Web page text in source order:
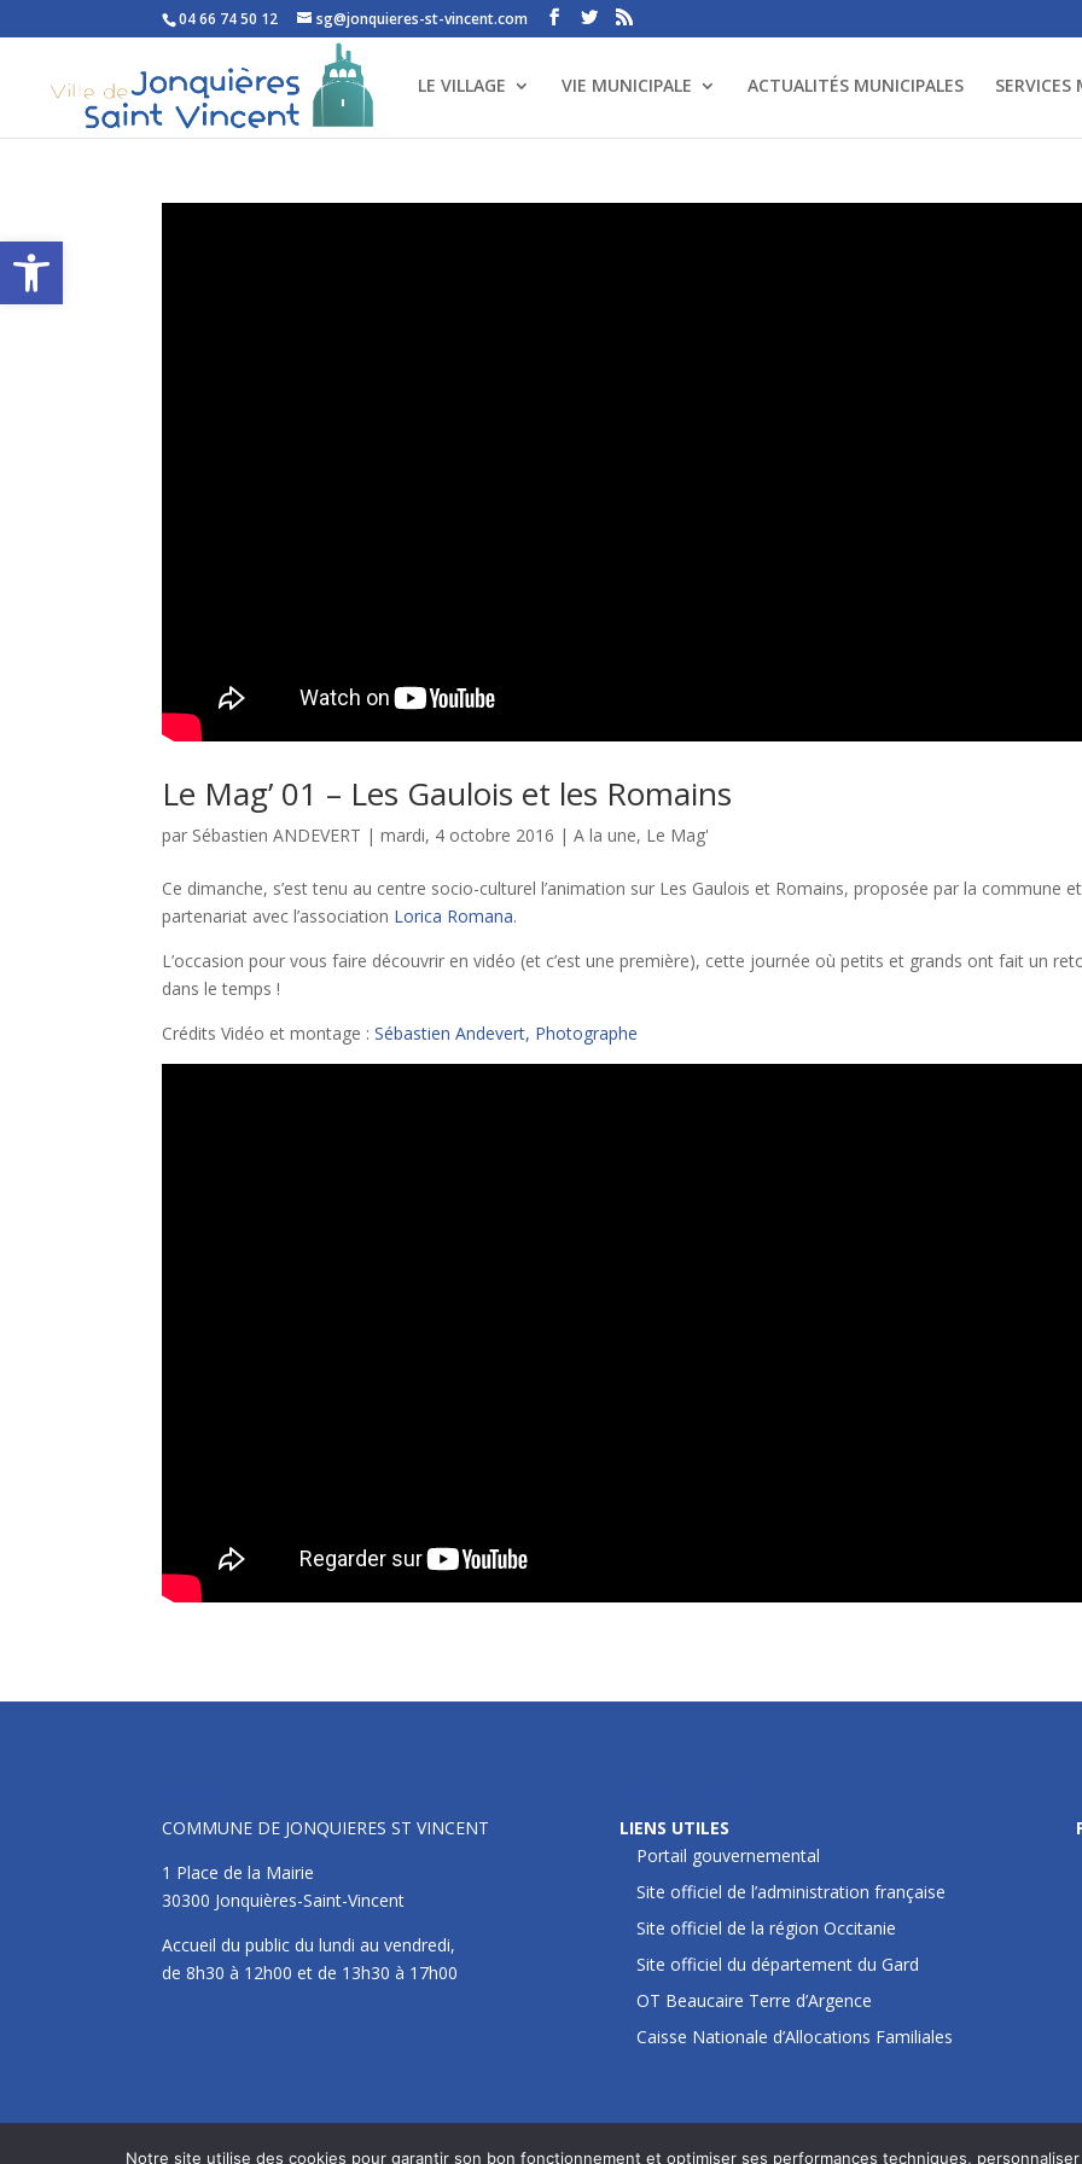
Ouvrir la barre d’outils
04 66 74 50 12 sg@jonquieres-st-vincent.com
LE VILLAGE VIE MUNICIPALE ACTUALITÉS MUNICIPALES
Le Mag’ 01 – Les Gaulois et les Romains
par Sébastien ANDEVERT |mardi, 4 octobre 2016 |A la une, Le Mag'
Ce dimanche, s’est tenu au centre socio-culturel l’animation sur Les Gaulois et Romains, proposée par la commune
partenariat avec l’association Lorica Romana.
L’occasion pour vous faire découvrir en vidéo (et c’est une première), cette journée où petits et grands ont fait un
dans le temps !
Crédits Vidéo et montage :Sébastien Andevert, Photographe
COMMUNE DE JONQUIERES ST VINCENT
1 Place de la Mairie
30300 Jonquières-Saint-Vincent
Accueil du public du lundi au vendredi,
de 8h30 à 12h00 et de 13h30 à 17h00
LIENS UTILES
Portail gouvernemental
Site officiel de l’administration française
Site officiel de la région Occitanie
Site officiel du département du Gard
OT Beaucaire Terre d’Argence
Caisse Nationale d’Allocations Familiales
Notre site utilise des cookies pour garantir son bon fonctionnement et optimiser ses performances techniques,